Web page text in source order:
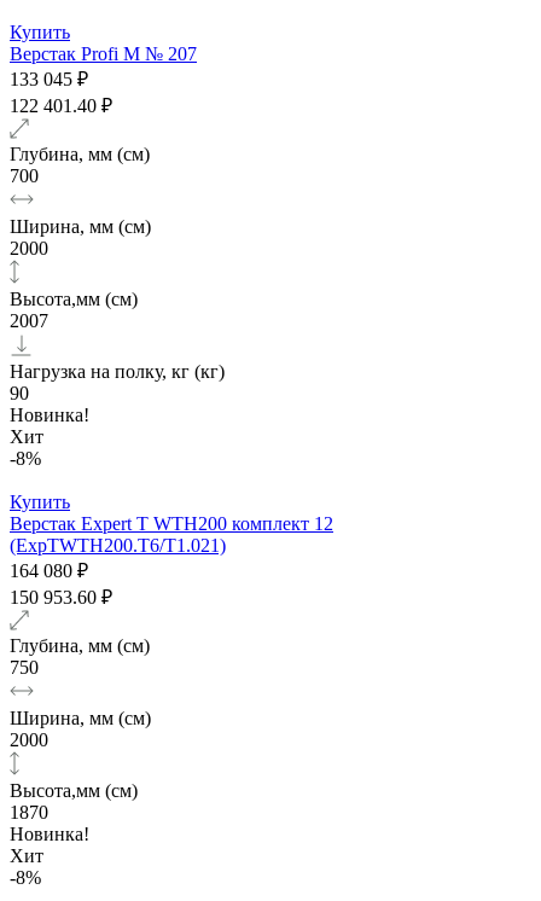
Купить
Верстак Profi M № 207
133 045 ₽
122 401.40 ₽
Глубина, мм (см)
700
Ширина, мм (см)
2000
Высота,мм (см)
2007
Нагрузка на полку, кг (кг)
90
Новинка!
Хит
-8%
Купить
Верстак Expert T WTH200 комплект 12
(ExpTWTH200.T6/T1.021)
164 080 ₽
150 953.60 ₽
Глубина, мм (см)
750
Ширина, мм (см)
2000
Высота,мм (см)
1870
Новинка!
Хит
-8%